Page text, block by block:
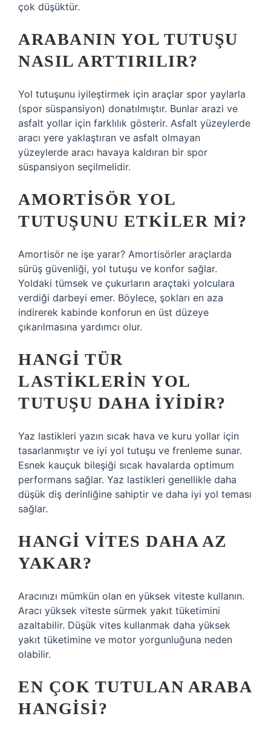
çok düşüktür.
ARABANIN YOL TUTUŞU
NASIL ARTTIRILIR?
Yol tutuşunu iyileştirmek için araçlar spor yaylarla
(spor süspansiyon) donatılmıştır. Bunlar arazi ve
asfalt yollar için farklılık gösterir. Asfalt yüzeylerde
aracı yere yaklaştıran ve asfalt olmayan
yüzeylerde aracı havaya kaldıran bir spor
süspansiyon seçilmelidir.
AMORTISÖR YOL
TUTUŞUNU ETKILER MI?
Amortisör ne işe yarar? Amortisörler araçlarda
sürüş güvenliği, yol tutuşu ve konfor sağlar.
Yoldaki tümsek ve çukurların araçtaki yolculara
verdiği darbeyi emer. Böylece, şokları en aza
indirerek kabinde konforun en üst düzeye
çıkarılmasına yardımcı olur.
HANGI TÜR
LASTIKLERIN YOL
TUTUŞU DAHA IYIDIR?
Yaz lastikleri yazın sıcak hava ve kuru yollar için
tasarlanmıştır ve iyi yol tutuşu ve frenleme sunar.
Esnek kauçuk bileşiği sıcak havalarda optimum
performans sağlar. Yaz lastikleri genellikle daha
düşük diş derinliğine sahiptir ve daha iyi yol teması
sağlar.
HANGI VITES DAHA AZ
YAKAR?
Aracınızı mümkün olan en yüksek viteste kullanın.
Aracı yüksek viteste sürmek yakıt tüketimini
azaltabilir. Düşük vites kullanmak daha yüksek
yakıt tüketimine ve motor yorgunluğuna neden
olabilir.
EN ÇOK TUTULAN ARABA
HANGISI?